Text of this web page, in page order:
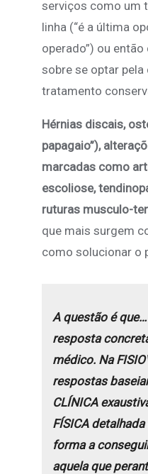
serviços como um
linha (“é a última
operado”) ou
sobre se optar pela
tratamento
Hérnias discais,
papagaio”),
marcadas como
escoliose,
ruturas musculo-
que mais surgem
como solucionar o
A questão é
resposta
médico. Na
respostas
CLÍNICA
FÍSICA
forma a
aquela que